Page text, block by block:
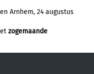
Arnhem, 24 augustus
zogemaande